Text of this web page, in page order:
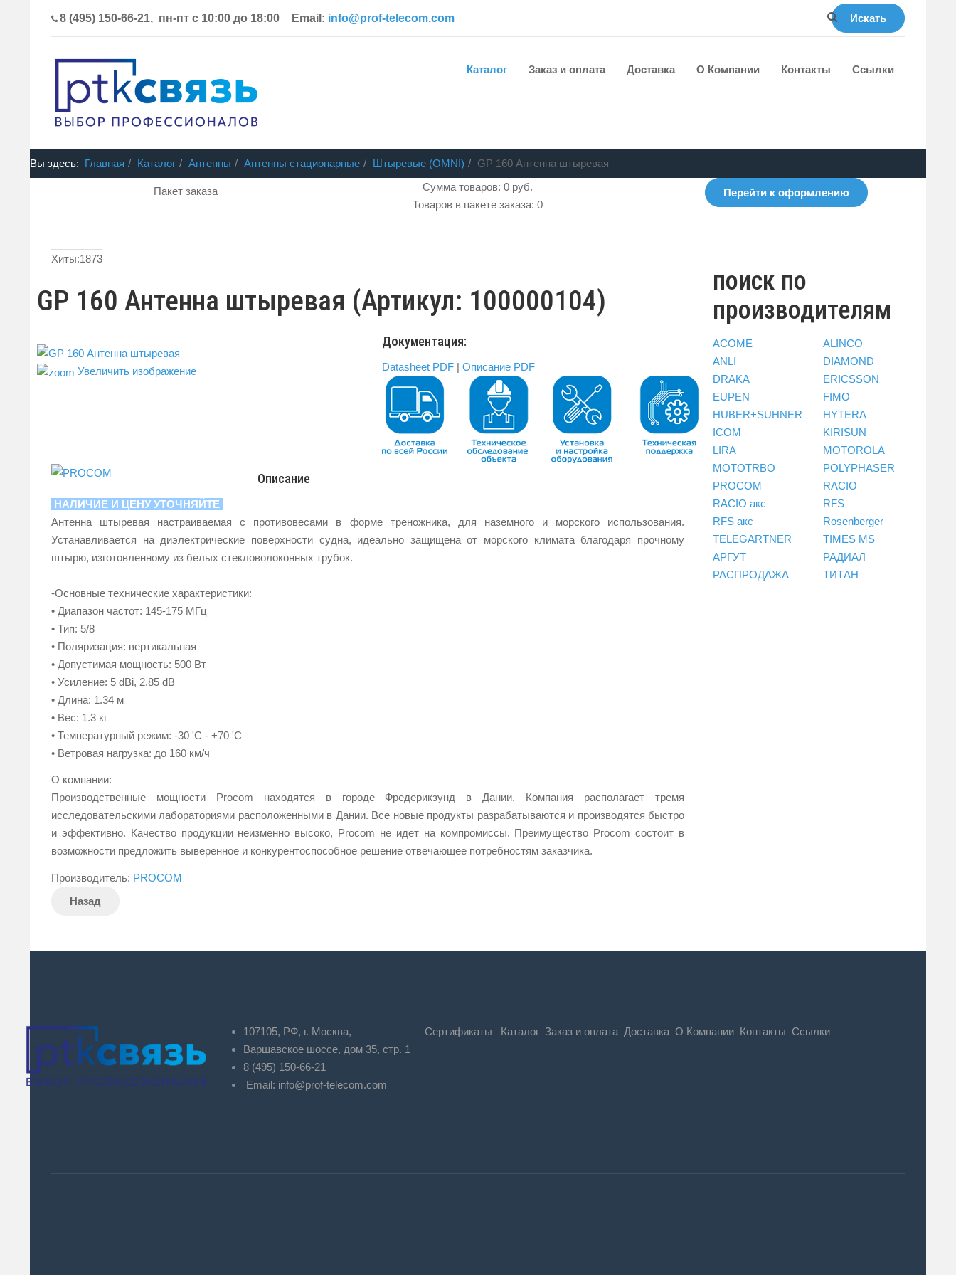
8 (495) 150-66-21, пн-пт с 10:00 до 18:00 Email: info@prof-telecom.com Искать
Каталог Заказ и оплата Доставка О Компании Контакты Ссылки
Вы здесь: Главная Каталог Антенны Антенны стационарные Штыревые (OMNI) GP 160 Антенна штыревая
Пакет заказа
Сумма товаров: 0 руб.
Товаров в пакете заказа: 0
Перейти к оформлению
Хиты:1873
GP 160 Антенна штыревая (Артикул: 100000104)
Увеличить изображение
Документация:
Datasheet PDF | Описание PDF
Описание
НАЛИЧИЕ И ЦЕНУ УТОЧНЯЙТЕ
Антенна штыревая настраиваемая с противовесами в форме треножника, для наземного и морского использования.
Устанавливается на диэлектрические поверхности судна, идеально защищена от морского климата благодаря прочному
штырю, изготовленному из белых стекловолоконных трубок.
-Основные технические характеристики:
• Диапазон частот: 145-175 МГц
• Тип: 5/8
• Поляризация: вертикальная
• Допустимая мощность: 500 Вт
• Усиление: 5 dBi, 2.85 dB
• Длина: 1.34 м
• Вес: 1.3 кг
• Температурный режим: -30 'C - +70 'С
• Ветровая нагрузка: до 160 км/ч
О компании:
Производственные мощности Procom находятся в городе Фредерикзунд в Дании. Компания располагает тремя
исследовательскими лабораториями расположенными в Дании. Все новые продукты разрабатываются и производятся быстро
и эффективно. Качество продукции неизменно высоко, Procom не идет на компромиссы. Преимущество Procom состоит в
возможности предложить выверенное и конкурентоспособное решение отвечающее потребностям заказчика.
Производитель: PROCOM
поиск по
производителям
ACOME
ALINCO
ANLI
DIAMOND
DRAKA
ERICSSON
EUPEN
FIMO
HUBER+SUHNER
HYTERA
ICOM
KIRISUN
LIRA
MOTOROLA
MOTOTRBO
POLYPHASER
PROCOM
RACIO
RACIO акс
RFS
RFS акс
Rosenberger
TELEGARTNER
TIMES MS
АРГУТ
РАДИАЛ
РАСПРОДАЖА
ТИТАН
107105, РФ, г. Москва,
Варшавское шоссе, дом 35, стр. 1
8 (495) 150-66-21
Email: info@prof-telecom.com
Сертификаты Каталог Заказ и оплата Доставка О Компании Контакты Ссылки